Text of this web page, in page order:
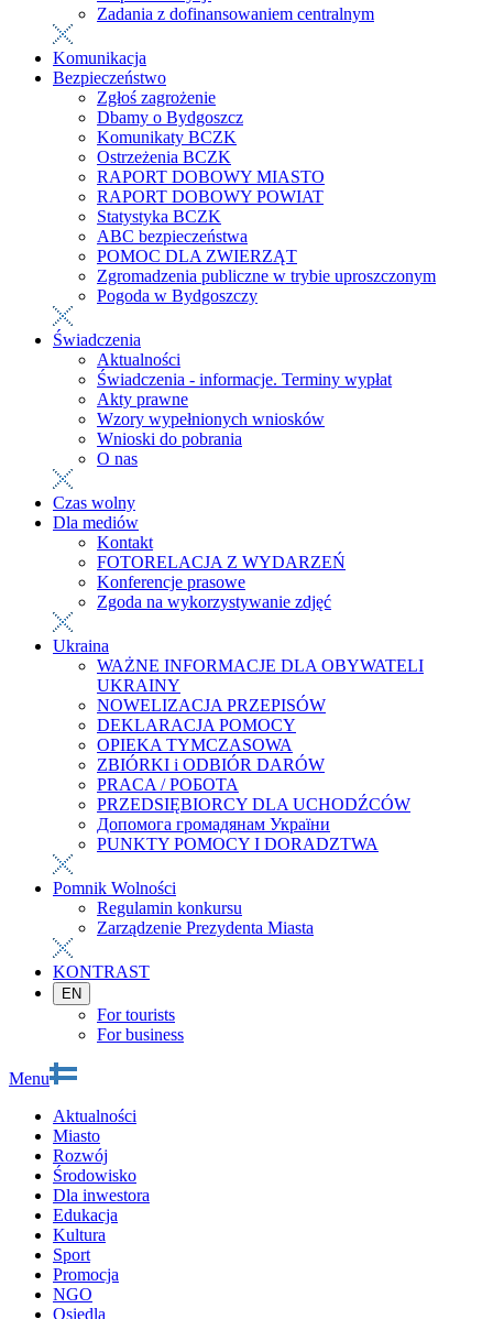
Zadania z dofinansowaniem centralnym
Komunikacja
Bezpieczeństwo
Zgłoś zagrożenie
Dbamy o Bydgoszcz
Komunikaty BCZK
Ostrzeżenia BCZK
RAPORT DOBOWY MIASTO
RAPORT DOBOWY POWIAT
Statystyka BCZK
ABC bezpieczeństwa
POMOC DLA ZWIERZĄT
Zgromadzenia publiczne w trybie uproszczonym
Pogoda w Bydgoszczy
Świadczenia
Aktualności
Świadczenia - informacje. Terminy wypłat
Akty prawne
Wzory wypełnionych wniosków
Wnioski do pobrania
O nas
Czas wolny
Dla mediów
Kontakt
FOTORELACJA Z WYDARZEŃ
Konferencje prasowe
Zgoda na wykorzystywanie zdjęć
Ukraina
WAŻNE INFORMACJE DLA OBYWATELI
UKRAINY
NOWELIZACJA PRZEPISÓW
DEKLARACJA POMOCY
OPIEKA TYMCZASOWA
ZBIÓRKI i ODBIÓR DARÓW
PRACA / РОБОТА
PRZEDSIĘBIORCY DLA UCHODŹCÓW
Допомога громадянам України
PUNKTY POMOCY I DORADZTWA
Pomnik Wolności
Regulamin konkursu
Zarządzenie Prezydenta Miasta
KONTRAST
EN
For tourists
For business
Menu
Aktualności
Miasto
Rozwój
Środowisko
Dla inwestora
Edukacja
Kultura
Sport
Promocja
NGO
Osiedla